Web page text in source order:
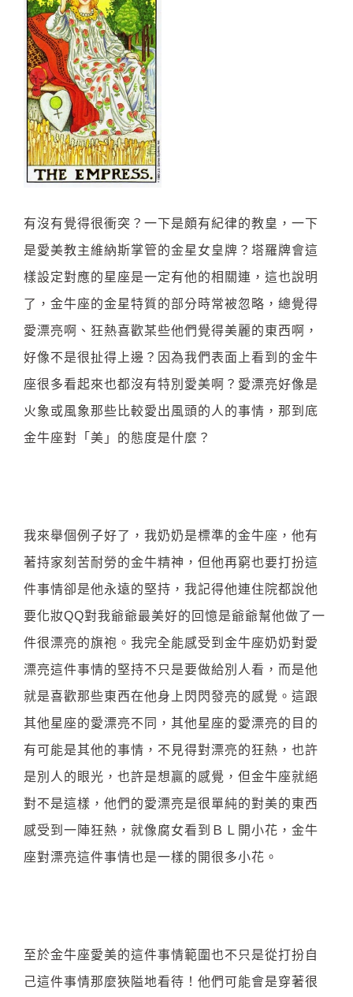
有沒有覺得很衝突？一下是頗有紀律的教皇，一下
是愛美教主維納斯掌管的金星女皇牌？塔羅牌會這
樣設定對應的星座是一定有他的相關連，這也說明
了，金牛座的金星特質的部分時常被忽略，總覺得
愛漂亮啊、狂熱喜歡某些他們覺得美麗的東西啊，
好像不是很扯得上邊？因為我們表面上看到的金牛
座很多看起來也都沒有特別愛美啊？愛漂亮好像是
火象或風象那些比較愛出風頭的人的事情，那到底
金牛座對「美」的態度是什麼？
我來舉個例子好了，我奶奶是標準的金牛座，他有
著持家刻苦耐勞的金牛精神，但他再窮也要打扮這
件事情卻是他永遠的堅持，我記得他連住院都說他
要化妝QQ對我爺爺最美好的回憶是爺爺幫他做了一
件很漂亮的旗袍。我完全能感受到金牛座奶奶對愛
漂亮這件事情的堅持不只是要做給別人看，而是他
就是喜歡那些東西在他身上閃閃發亮的感覺。這跟
其他星座的愛漂亮不同，其他星座的愛漂亮的目的
有可能是其他的事情，不見得對漂亮的狂熱，也許
是別人的眼光，也許是想贏的感覺，但金牛座就絕
對不是這樣，他們的愛漂亮是很單純的對美的東西
感受到一陣狂熱，就像腐女看到ＢＬ開小花，金牛
座對漂亮這件事情也是一樣的開很多小花。
至於金牛座愛美的這件事情範圍也不只是從打扮自
己這件事情那麼狹隘地看待！他們可能會是穿著很